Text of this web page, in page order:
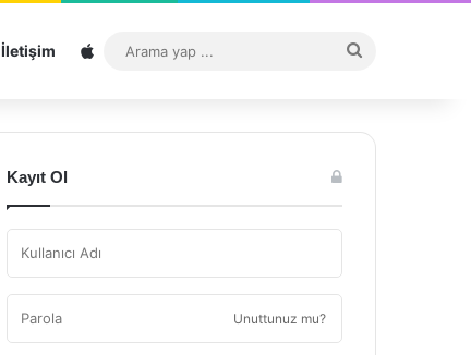
İletişim Sitemap
...
Kayıt Ol
Unuttunuz mu?